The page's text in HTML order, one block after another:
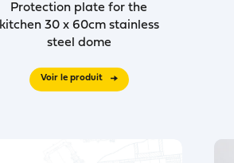
Protection plate for the
kitchen 30 x 60cm stainless
steel dome
Voir le produit